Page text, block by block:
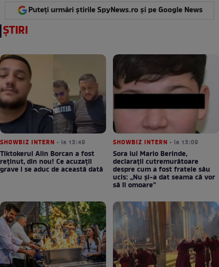
Puteți urmări știrile SpyNews.ro și pe Google News
ȘTIRI
SHOWBIZ INTERN • la 13:49
Tiktokerul Alin Borcan a fost
reținut, din nou! Ce acuzații
grave i se aduc de această dată
SHOWBIZ INTERN • la 13:09
Sora lui Mario Berinde,
declarații cutremurătoare
despre cum a fost fratele său
ucis: „Nu și-a dat seama că vor
să îl omoare”